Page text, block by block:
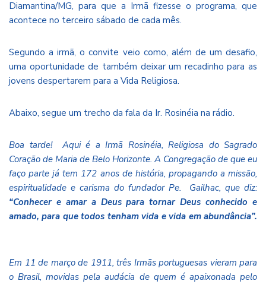
Diamantina/MG, para que a Irmã fizesse o programa, que
acontece no terceiro sábado de cada mês.
Segundo a irmã, o convite veio como, além de um desafio,
uma oportunidade de também deixar um recadinho para as
jovens despertarem para a Vida Religiosa.
Abaixo, segue um trecho da fala da Ir. Rosinéia na rádio.
Boa tarde! Aqui é a Irmã Rosinéia, Religiosa do Sagrado
Coração de Maria de Belo Horizonte. A Congregação de que eu
faço parte já tem 172 anos de história, propagando a missão,
espiritualidade e carisma do fundador Pe. Gailhac, que diz:
“Conhecer e amar a Deus para tornar Deus conhecido e
amado, para que todos tenham vida e vida em abundância”.
Em 11 de março de 1911, três Irmãs portuguesas vieram para
o Brasil, movidas pela audácia de quem é apaixonada pelo